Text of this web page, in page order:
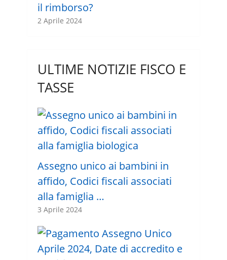
il rimborso?
2 Aprile 2024
ULTIME NOTIZIE FISCO E
TASSE
Assegno unico ai bambini in
affido, Codici fiscali associati
alla famiglia …
3 Aprile 2024